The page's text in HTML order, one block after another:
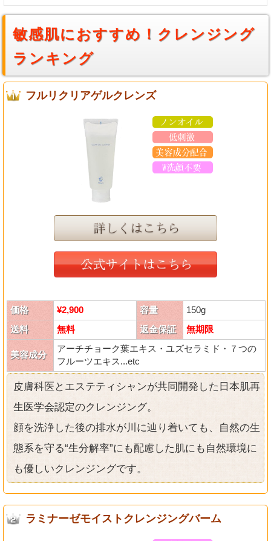
敏感肌におすすめ！クレンジング
ランキング
フルリクリアゲルクレンズ
価格 ¥2,900 容量
150g
送料
無料 返金保証 無期限
美容成分
アーチチョーク葉エキス・ユズセラミド・７つの
フルーツエキス...etc
皮膚科医とエステティシャンが共同開発した日本肌再
生医学会認定のクレンジング。
顔を洗浄した後の排水が川に辿り着いても、自然の生
態系を守る“生分解率”にも配慮した肌にも自然環境に
も優しいクレンジングです。
ラミナーゼモイストクレンジングバーム